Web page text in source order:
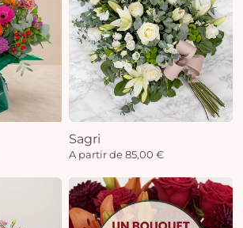
Sagri
A partir de 85,00 €